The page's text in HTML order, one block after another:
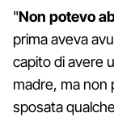
"Non potevo
prima aveva
capito di avere
madre, ma non
sposata